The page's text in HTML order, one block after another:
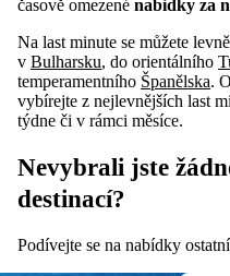
časově omezené nabídky za
Na last minute se můžete
v Bulharsku, do orientálního
temperamentního Španělska.
vybírejte z nejlevnějších last
týdne či v rámci měsíce.
Nevybrali jste
destinací?
Podívejte se na nabídky